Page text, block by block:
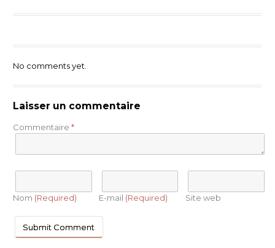
No comments yet.
Laisser un commentaire
Commentaire*
Nom (Required) E-mail (Required) Site web